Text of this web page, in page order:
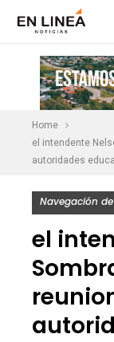
Home
el intendente
autoridades
Navegación
el